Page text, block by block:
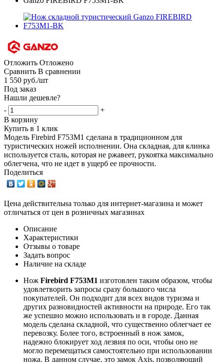
Отложить Отложено
Сравнить В сравнении
1 550 руб./шт
Под заказ
Нашли дешевле?
-
+
В корзину
Купить в 1 клик
Модель Firebird F753M1 сделана в традиционном для
туристических ножей исполнении. Она складная, для клинка
используется сталь, которая не ржавеет, рукоятка максимально
облегчена, что не идет в ущерб ее прочности.
Поделиться
Цена действительна только для интернет-магазина и может
отличаться от цен в розничных магазинах
Описание
Характеристики
Отзывы о товаре
Задать вопрос
Наличие на складе
Нож Firebird F753M1 изготовлен таким образом, чтобы
удовлетворить запросы сразу большого числа
покупателей. Он подходит для всех видов туризма и
других разновидностей активности на природе. Его так
же успешно можно использовать и в городе. Данная
модель сделана складной, что существенно облегчает ее
перевозку. Более того, встроенный в нож замок,
надежно блокирует ход лезвия по оси, чтобы оно не
могло перемещаться самостоятельно при использовании
ножа. В данном случае, это замок Axis, позволяющий